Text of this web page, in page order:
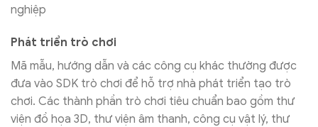
Phát triển trò chơi
Mã mẫu, hướng dẫn và các công cụ khác thường được
đưa vào SDK trò chơi để hỗ trợ nhà phát triển tạo trò
chơi. Các thành phần trò chơi tiêu chuẩn bao gồm thư
viện đồ họa 3D, thư viện âm thanh, công cụ vật lý, thư